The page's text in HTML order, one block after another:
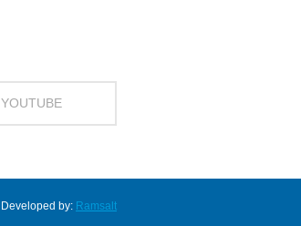
YOUTUBE
Developed by: Ramsalt